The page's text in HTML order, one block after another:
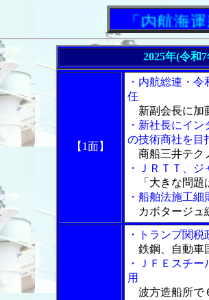
「内航海運新
2025年(令和
【1面】
・内航総連・
任
新副会長に加
・新社長にイ
の技術商社を目
商船三井テク
・ＪＲＴＴ、
「大きな問題
・船舶法施工
カボタージュ
・トランプ関
鉄鋼、自動車
・ＪＦＥスチ
用
波方造船所で